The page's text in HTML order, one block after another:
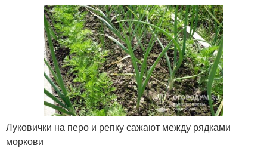
Луковички на перо и репку сажают между рядками
моркови